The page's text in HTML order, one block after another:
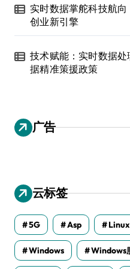
实时数据掌舵科技航
创业新引擎
技术赋能：实时数据
据精准策援政策
广告
云标签
5G Asp Linux
Windows Windows